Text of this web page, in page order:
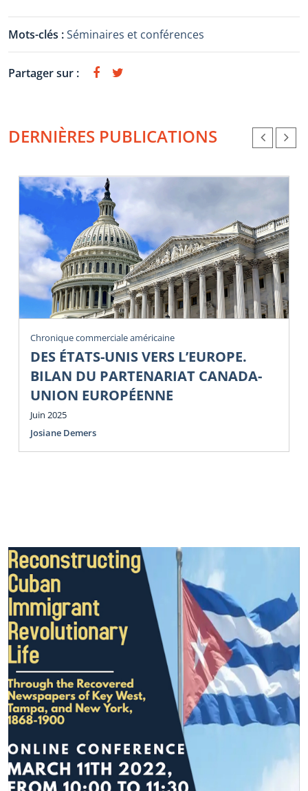
Mots-clés :Séminaires et conférences
Partager sur :
DERNIÈRES PUBLICATIONS
Chronique commerciale américaine
DES ÉTATS-UNIS VERS L’EUROPE.
BILAN DU PARTENARIAT CANADA-
UNION EUROPÉENNE
Juin 2025
Josiane Demers